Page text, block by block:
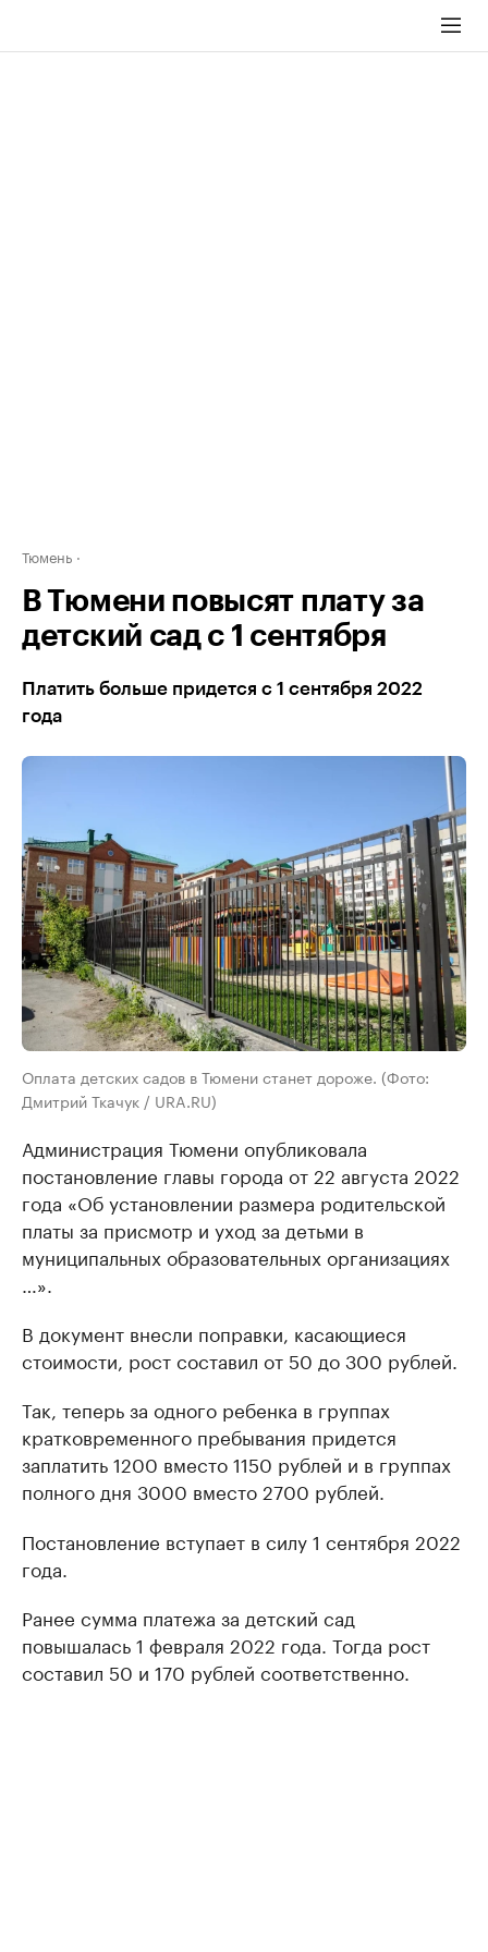
Тюмень
В Тюмени повысят плату за
детский сад с 1 сентября
Платить больше придется с 1 сентября 2022
года
Оплата детских садов в Тюмени станет дороже. (Фото:
Дмитрий Ткачук / URA.RU)
Администрация Тюмени опубликовала
постановление главы города от 22 августа 2022
года «Об установлении размера родительской
платы за присмотр и уход за детьми в
муниципальных образовательных организациях
…».
В документ внесли поправки, касающиеся
стоимости, рост составил от 50 до 300 рублей.
Так, теперь за одного ребенка в группах
кратковременного пребывания придется
заплатить 1200 вместо 1150 рублей и в группах
полного дня 3000 вместо 2700 рублей.
Постановление вступает в силу 1 сентября 2022
года.
Ранее сумма платежа за детский сад
повышалась 1 февраля 2022 года. Тогда рост
составил 50 и 170 рублей соответственно.